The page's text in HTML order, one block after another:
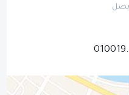
بصل